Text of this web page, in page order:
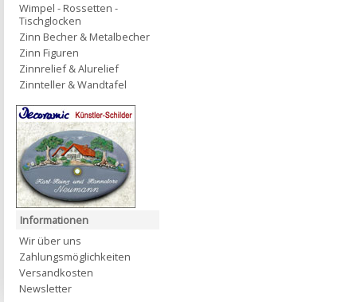
Wimpel - Rossetten -
Tischglocken
Zinn Becher & Metalbecher
Zinn Figuren
Zinnrelief & Alurelief
Zinnteller & Wandtafel
Informationen
Wir über uns
Zahlungsmöglichkeiten
Versandkosten
Newsletter